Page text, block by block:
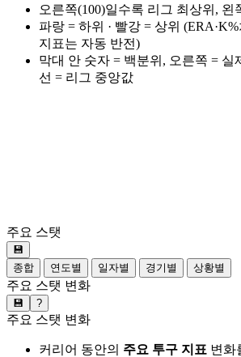
오른쪽(100)일수록 리그 최상위, 왼
파랑 = 하위 · 빨강 = 상위
지표는 자동 반전)
막대 안 숫자 = 백분위, 오른쪽 = 실
선 = 리그 중앙값
주요 스탯
💾
종합
연도별 일자별 경기별 상황별
주요 스탯 변화
💾 ?
주요 스탯 변화
커리어 동안의 주요 투구 지표 변화